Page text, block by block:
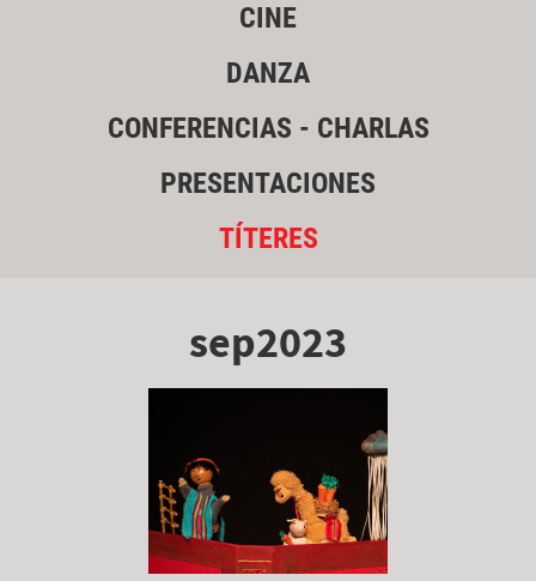
CINE
DANZA
CONFERENCIAS - CHARLAS
PRESENTACIONES
TÍTERES
sep2023